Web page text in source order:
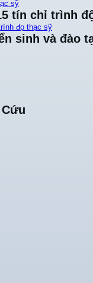
sỹ
tín chỉ trình
đọ thạc sỹ
sinh và đào